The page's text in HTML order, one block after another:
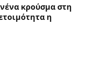
κρούσμα στη
η